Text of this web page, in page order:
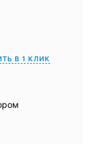
В 1 КЛИК